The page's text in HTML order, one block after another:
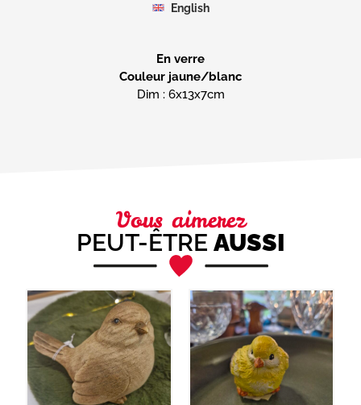
English
En verre
Couleur jaune/blanc
Dim : 6x13x7cm
Vous aimerez
PEUT-ÊTRE AUSSI